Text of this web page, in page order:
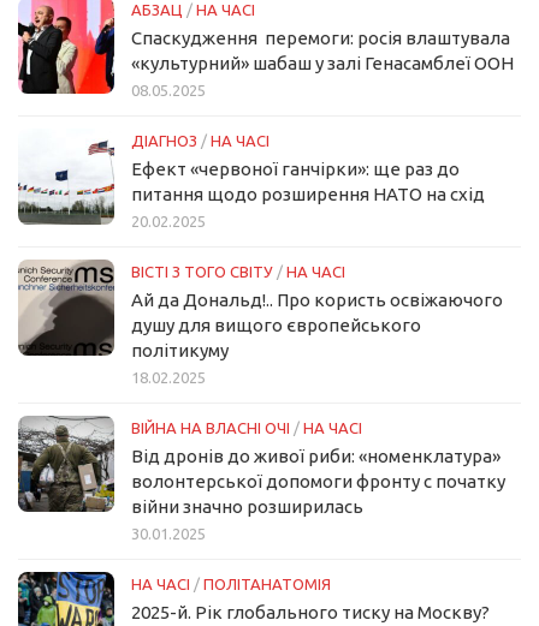
АБЗАЦ / НА ЧАСІ
Спаскудження перемоги: росія влаштувала
«культурний» шабаш у залі Генасамблеї ООН
08.05.2025
ДІАГНОЗ / НА ЧАСІ
Ефект «червоної ганчірки»: ще раз до
питання щодо розширення НАТО на схід
20.02.2025
ВІСТІ З ТОГО СВІТУ / НА ЧАСІ
Ай да Дональд!.. Про користь освіжаючого
душу для вищого європейського
політикуму
18.02.2025
ВІЙНА НА ВЛАСНІ ОЧІ / НА ЧАСІ
Від дронів до живої риби: «номенклатура»
волонтерської допомоги фронту с початку
війни значно розширилась
30.01.2025
НА ЧАСІ / ПОЛІТАНАТОМІЯ
2025-й. Рік глобального тиску на Москву?